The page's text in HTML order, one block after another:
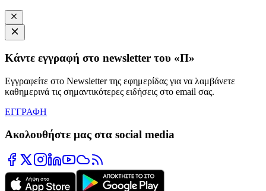
Κάντε εγγραφή στο newsletter του «Π»
Εγγραφείτε στο Newsletter της εφημερίδας για να λαμβάνετε
καθημερινά τις σημαντικότερες ειδήσεις στο email σας.
ΕΓΓΡΑΦΗ
Ακολουθήστε μας στα social media